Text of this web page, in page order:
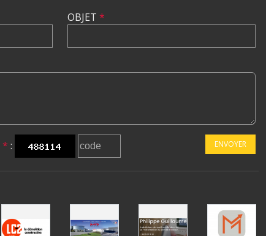
OBJET *
* : ENVOYER